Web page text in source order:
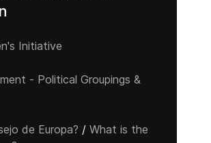
Initiative
- Political Groupings &
de Europa? / What is the